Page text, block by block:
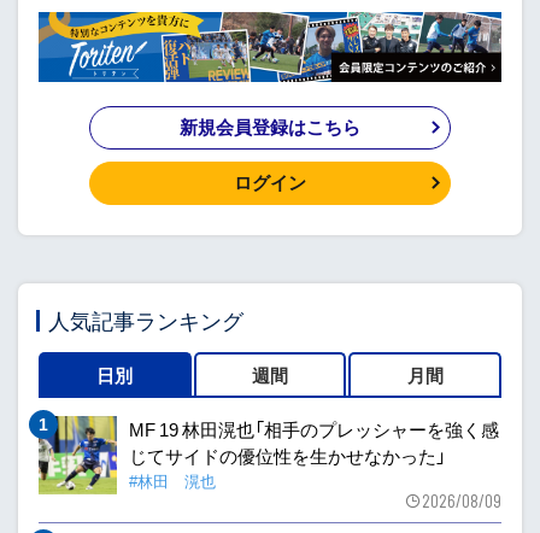
新規会員登録はこちら
ログイン
人気記事ランキング
日別 週間 月間
MF 19 林田滉也「相手のプレッシャーを強く感
じてサイドの優位性を生かせなかった」
#林田 滉也
2026/08/09